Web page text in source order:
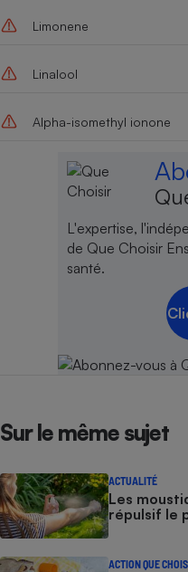
Limonene
Linalool
Alpha-isomethyl ionone
L'expertise,
de Que Choisir
santé.
Sur le même sujet
ACTUALITÉ
Les
répulsif le
ACTION QUE